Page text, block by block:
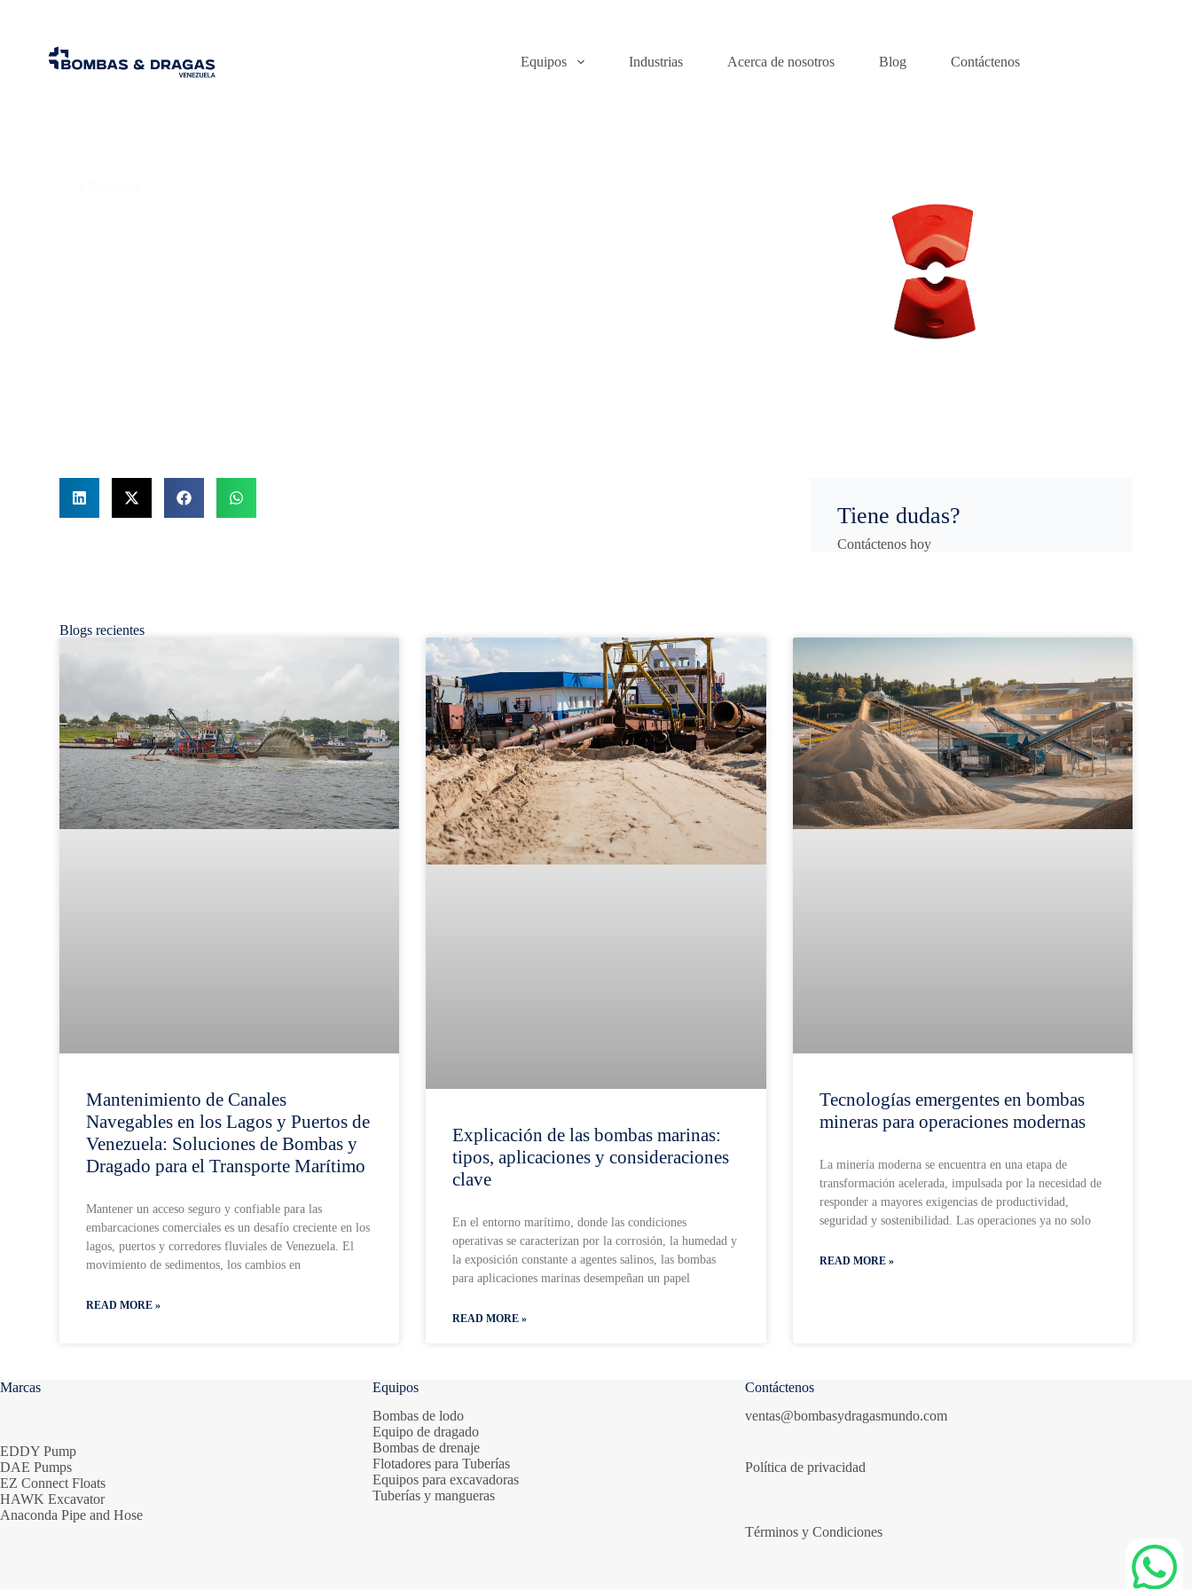
Equipos Industrias Acerca de nosotros Blog Contáctenos
Tiene dudas?
Contáctenos hoy
Blogs recientes
Mantenimiento de Canales
Navegables en los Lagos y Puertos de
Venezuela: Soluciones de Bombas y
Dragado para el Transporte Marítimo
Mantener un acceso seguro y confiable para las
embarcaciones comerciales es un desafío creciente en los
lagos, puertos y corredores fluviales de Venezuela. El
movimiento de sedimentos, los cambios en
READ MORE »
Explicación de las bombas marinas:
tipos, aplicaciones y consideraciones
clave
En el entorno marítimo, donde las condiciones
operativas se caracterizan por la corrosión, la humedad y
la exposición constante a agentes salinos, las bombas
para aplicaciones marinas desempeñan un papel
READ MORE »
Tecnologías emergentes en bombas
mineras para operaciones modernas
La minería moderna se encuentra en una etapa de
transformación acelerada, impulsada por la necesidad de
responder a mayores exigencias de productividad,
seguridad y sostenibilidad. Las operaciones ya no solo
READ MORE »
Marcas
EDDY Pump
DAE Pumps
EZ Connect Floats
HAWK Excavator
Anaconda Pipe and Hose
Equipos
Bombas de lodo
Equipo de dragado
Bombas de drenaje
Flotadores para Tuberías
Equipos para excavadoras
Tuberías y mangueras
Contáctenos
ventas@bombasydragasmundo.com
Política de privacidad
Términos y Condiciones